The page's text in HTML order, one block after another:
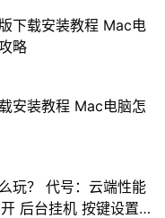
下载安装教程 Mac电
略
安装教程 Mac电脑怎
玩？ 代号：云端性能
后台挂机 按键设置